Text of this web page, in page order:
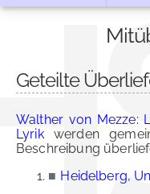
Geteilte
Walther von Mezze:
Lyrikwerden
Beschreibung
■ Heidelberg,